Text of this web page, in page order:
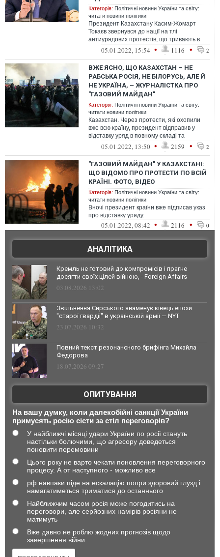
Категорія: Політичні новини України та світу:
читати новини політики
Президент Казахстану Касим-Жомарт
Токаєв звернувся до нації на тлі
антиурядових протестів, що тривають в
країні вже кілька днів.
05.01.2022, 15:54 • 1116 • 2
ВЖЕ ЯСНО, ЩО КАЗАХСТАН – НЕ
РАБСЬКА РОСІЯ, НЕ БІЛОРУСЬ, АЛЕ Й
НЕ УКРАЇНА, – ЖУРНАЛІСТКА ПРО
"ГАЗОВИЙ МАЙДАН"
Категорія: Політичні новини України та світу:
читати новини політики
Казахстан. Через протести, які охопили
вже всю країну, президент відправив у
відставку уряд в повному складі та
державного секретаря. Учора влада ще х...
05.01.2022, 13:50 • 2159 • 2
"ГАЗОВИЙ МАЙДАН" У КАЗАХСТАНІ:
ЩО ВІДОМО ПРО ПРОТЕСТИ ПО ВСІЙ
КРАЇНІ. ФОТО, ВІДЕО
Категорія: Політичні новини України та світу:
читати новини політики
Вночі президент країни вже підписав указ
про відставку уряду.
05.01.2022, 08:42 • 2116 • 0
АНАЛІТИКА
Кремль не готовий до компромісів і прагне
досягти своїх цілей війною, - Foreign Affairs
03.08.2026 13:02
Звільнення Сирського знаменує кінець епохи
"старої гвардії" в українській армії — NYT
23.07.2026 10:32
Повний текст резонансного брифінга Михайла
Федорова
18.07.2026 09:27
ОПИТУВАННЯ
На вашу думку, коли далекобійні санкції України
примусять росію сісти за стіл переговорів?
У найближчі місяці удари України по росії стануть
настільки болючими, що агресору доведеться
поновити перемовини
Цього року не варто чекати поновлення переговорного
процесу. А от наступного - можливо все
рф навпаки піде на ескалацію попри здоровий глузд і
намагатиметься триматися до останнього
Найближчим часом росія може погодитись на
переговори, але серйозних намірів росіяни не
матимуть
Вже давно не роблю жодних прогнозів щодо
завершення війни